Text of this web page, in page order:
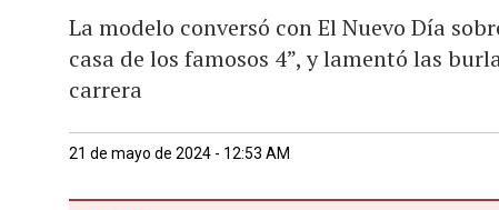
La modelo conversó con El Nuevo Día
casa de los famosos 4”, y lamentó las
carrera
21 de mayo de 2024 - 12:53 AM